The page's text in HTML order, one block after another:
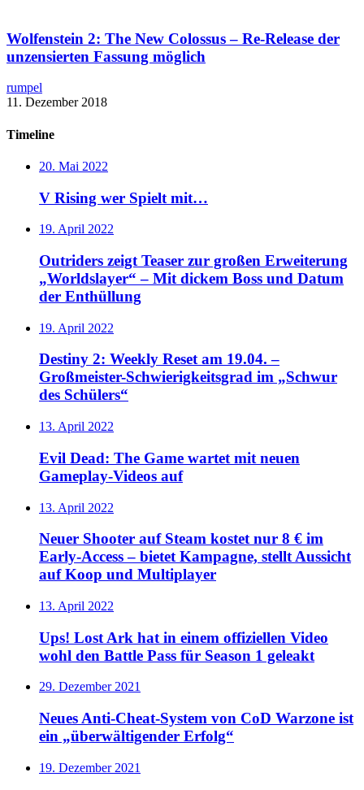
Wolfenstein 2: The New Colossus – ​Re-Release der
unzensierten Fassung möglich
rumpel
11. Dezember 2018
Timeline
20. Mai 2022
V Rising wer Spielt mit…
19. April 2022
Outriders zeigt Teaser zur großen Erweiterung
„Worldslayer“ – Mit dickem Boss und Datum
der Enthüllung
19. April 2022
Destiny 2: Weekly Reset am 19.04. –
Großmeister-Schwierigkeitsgrad im „Schwur
des Schülers“
13. April 2022
Evil Dead: The Game wartet mit neuen
Gameplay-Videos auf
13. April 2022
Neuer Shooter auf Steam kostet nur 8 € im
Early-Access – bietet Kampagne, stellt Aussicht
auf Koop und Multiplayer
13. April 2022
Ups! Lost Ark hat in einem offiziellen Video
wohl den Battle Pass für Season 1 geleakt
29. Dezember 2021
Neues Anti-Cheat-System von CoD Warzone ist
ein „überwältigender Erfolg“
19. Dezember 2021